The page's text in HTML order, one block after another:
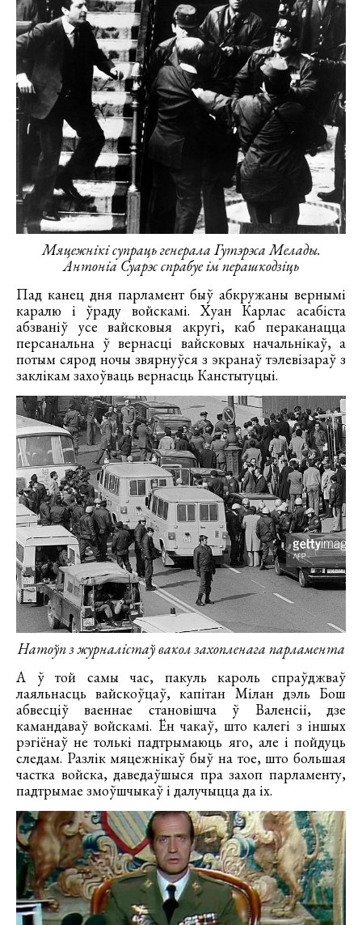
Мяцежнікі супраць генерала Гутэрэса Мелады.
Антоніа Суарэс спрабуе ім перашкодзіць
Пад канец дня парламент быў абкружаны вернымі
каралю і ўраду войскамі. Хуан Карлас асабіста
абзваніў усе вайсковыя акругі, каб пераканацца
персанальна ў вернасці вайсковых начальнікаў, а
потым сярод ночы звярнуўся з экранаў тэлевізараў з
заклікам захоўваць вернасць Канстытуцыі.
Натоўп з журналістаў вакол захопленага парламента
А ў той самы час, пакуль кароль спраўджваў
лаяльнасць вайскоўцаў, капітан Мілан дэль Бош
абвесціў ваеннае становішча ў Валенсіі, дзе
камандаваў войскамі. Ён чакаў, што калегі з іншых
рэгіёнаў не толькі падтрымаюць яго, але і пойдуць
следам. Разлік мяцежнікаў быў на тое, што большая
частка войска, даведаўшыся пра захоп парламенту,
падтрымае змоўшчыкаў і далучыцца да іх.